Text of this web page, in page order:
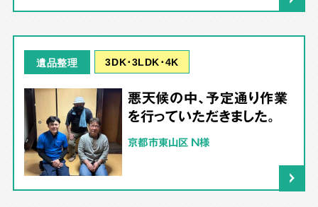
遺品整理 3DK･3LDK･4K
悪天候の中、予定通り作業
を行っていただきました。
京都市東山区 N様